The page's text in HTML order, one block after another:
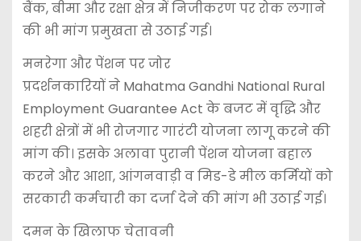
बैंक, बीमा और रक्षा क्षेत्र में निजीकरण पर रोक लगाने
की भी मांग प्रमुखता से उठाई गई।
मनरेगा और पेंशन पर जोर
प्रदर्शनकारियों ने Mahatma Gandhi National Rural
Employment Guarantee Act के बजट में वृद्धि और
शहरी क्षेत्रों में भी रोजगार गारंटी योजना लागू करने की
मांग की। इसके अलावा पुरानी पेंशन योजना बहाल
करने और आशा, आंगनवाड़ी व मिड-डे मील कर्मियों को
सरकारी कर्मचारी का दर्जा देने की मांग भी उठाई गई।
दमन के खिलाफ चेतावनी